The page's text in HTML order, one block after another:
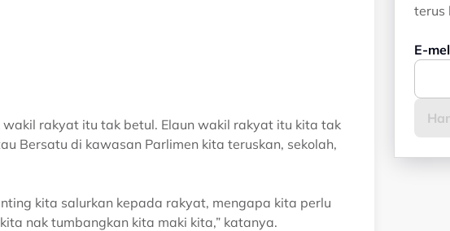
rakyat itu tak betul. Elaun wakil rakyat itu kita tak
Bersatu di kawasan Parlimen kita teruskan, sekolah,
kita salurkan kepada rakyat, mengapa kita perlu
nak tumbangkan kita maki kita,” katanya.
terus
E-